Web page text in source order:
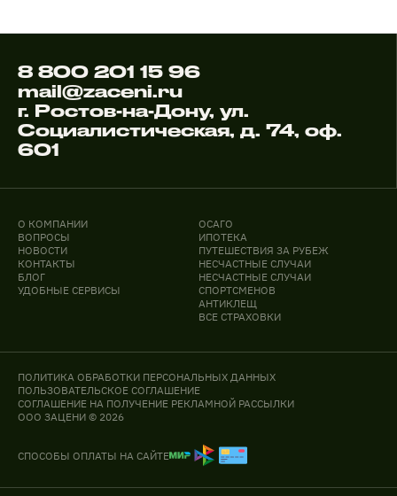
8 800 201 15 96
mail@zaceni.ru
г. Ростов-на-Дону, ул.
Социалистическая, д. 74, оф.
601
О КОМПАНИИ
ВОПРОСЫ
НОВОСТИ
КОНТАКТЫ
БЛОГ
УДОБНЫЕ СЕРВИСЫ
ОСАГО
ИПОТЕКА
ПУТЕШЕСТВИЯ ЗА РУБЕЖ
НЕСЧАСТНЫЕ СЛУЧАИ
НЕСЧАСТНЫЕ СЛУЧАИ
СПОРТСМЕНОВ
АНТИКЛЕЩ
ВСЕ СТРАХОВКИ
ПОЛИТИКА ОБРАБОТКИ ПЕРСОНАЛЬНЫХ ДАННЫХ
ПОЛЬЗОВАТЕЛЬСКОЕ СОГЛАШЕНИЕ
СОГЛАШЕНИЕ НА ПОЛУЧЕНИЕ РЕКЛАМНОЙ РАССЫЛКИ
ООО ЗАЦЕНИ © 2026
СПОСОБЫ ОПЛАТЫ НА САЙТЕ